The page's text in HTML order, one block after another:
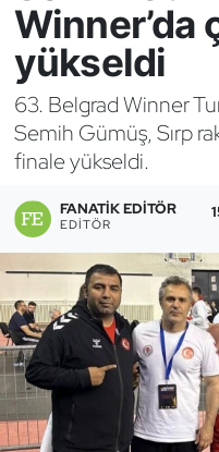
Winner’da
yükseldi
63. Belgrad Winner
Semih Gümüş, Sırp
finale yükseldi.
FANATIK EDITÖR
EDITÖR
Bisiklet
Boks
Briç
Buz Hokeyi
Buz Pateni
Çim Hokeyi
Cimnastik